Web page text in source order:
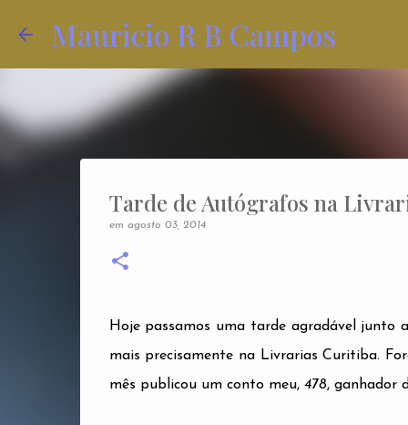
Mauricio R B Campos
Tarde de Autógrafos na
em agosto 03, 2014
Hoje passamos uma tarde agradável junto
mais precisamente na Livrarias Curitiba.
mês publicou um conto meu, 478, ganhador